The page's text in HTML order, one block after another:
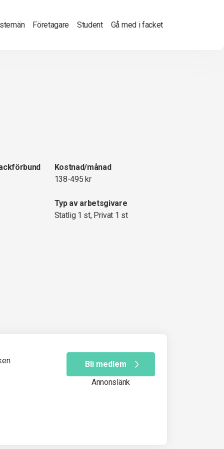
Företagare Student Gå med i facket
Kostnad/månad
138-495 kr
Typ av arbetsgivare
Statlig 1 st, Privat 1 st
Bli medlem
Annonslänk